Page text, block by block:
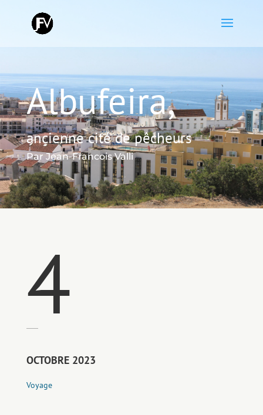
Albufeira,
ancienne cité de pêcheurs
Par Jean-Francois Valli
4
OCTOBRE 2023
Voyage